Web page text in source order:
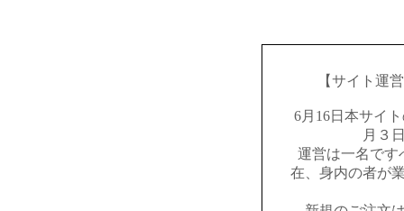
【サイト運
6月16日本サイ
月３
運営は一名です
在、身内の者が